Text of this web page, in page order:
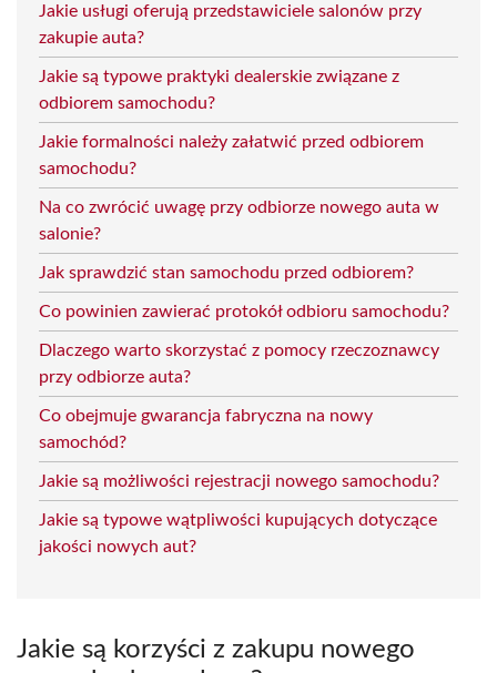
Jakie usługi oferują przedstawiciele salonów przy
zakupie auta?
Jakie są typowe praktyki dealerskie związane z
odbiorem samochodu?
Jakie formalności należy załatwić przed odbiorem
samochodu?
Na co zwrócić uwagę przy odbiorze nowego auta w
salonie?
Jak sprawdzić stan samochodu przed odbiorem?
Co powinien zawierać protokół odbioru samochodu?
Dlaczego warto skorzystać z pomocy rzeczoznawcy
przy odbiorze auta?
Co obejmuje gwarancja fabryczna na nowy
samochód?
Jakie są możliwości rejestracji nowego samochodu?
Jakie są typowe wątpliwości kupujących dotyczące
jakości nowych aut?
Jakie są korzyści z zakupu nowego